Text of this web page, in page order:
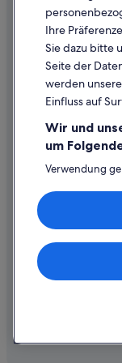
Inhaltsrichtlinien
Hilfe
Hilfe
Buchen Sie einen
Internationale
© 2026 Expedia,
vorbehalten.
Ihre
Sie dazu bitte
Seite der
werden
Einfluss auf
Wir und
um
Verwendung
Speichern von
Endgerät.
von
Liste der